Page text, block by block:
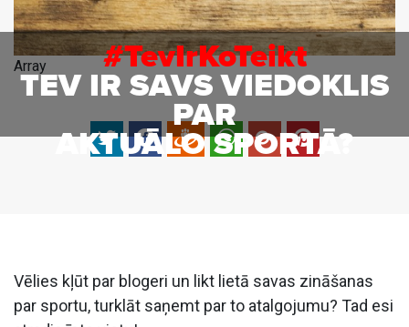
Array
Vēlies kļūt par blogeri un likt lietā savas zināšanas
par sportu, turklāt saņemt par to atalgojumu? Tad esi
#TevIrKoTeikt
TEV IR SAVS VIEDOKLIS
PAR
AKTUĀLO SPORTĀ?